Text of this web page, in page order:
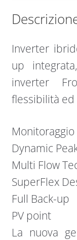
Inverter
up
inverter
flessibilità ed
Dynamic
Multi Flow
SuperFlex
Full Back-up
PV point
La nuova